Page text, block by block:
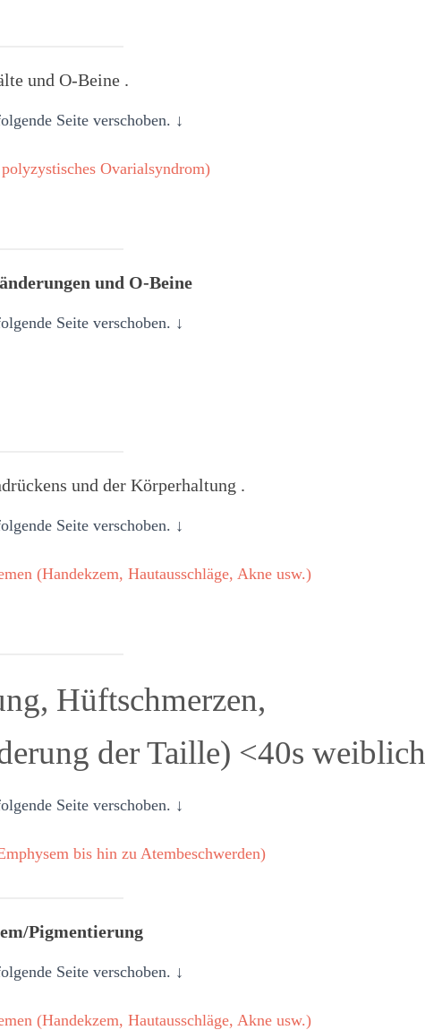
und O-Beine .
Seite verschoben. ↓
Ovarialsyndrom)
und O-Beine
Seite verschoben. ↓
und der Körperhaltung .
Seite verschoben. ↓
(Handekzem, Hautausschläge, Akne usw.)
Hüftschmerzen,
der Taille) <40s weiblich
Seite verschoben. ↓
bis hin zu Atembeschwerden)
Pigmentierung
Seite verschoben. ↓
(Handekzem, Hautausschläge, Akne usw.)